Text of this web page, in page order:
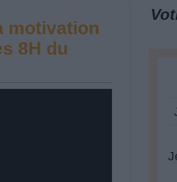
motivation
8H du